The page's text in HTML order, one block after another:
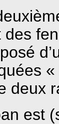
des
deux
est